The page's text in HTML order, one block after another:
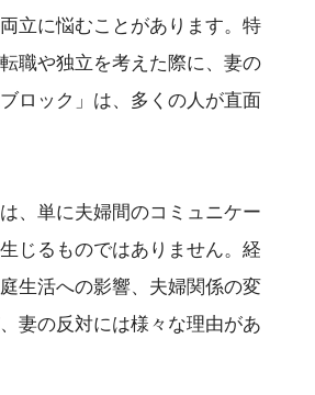
立に悩むことがあります。特
職や独立を考えた際に、妻の
ロック」は、多くの人が直面
は、単に夫婦間のコミュニケー
じるものではありません。経
生活への影響、夫婦関係の変
妻の反対には様々な理由があ